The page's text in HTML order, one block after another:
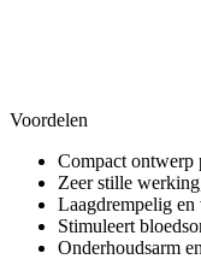
Voordelen
Compact ontwerp
Zeer stille
Laagdrempelig en
Stimuleert
Onderhoudsarm